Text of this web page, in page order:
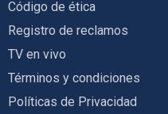
Código de ética
Registro de reclamos
TV en vivo
Términos y condiciones
Políticas de Privacidad